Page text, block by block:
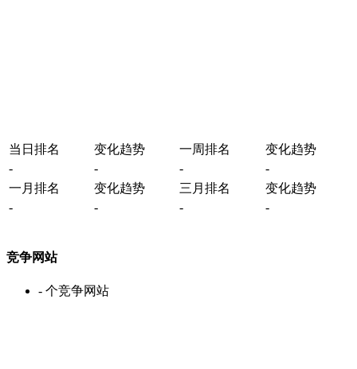
当日排名 变化趋势 一周排名
变化趋势
-
- -
-
一月排名
变化趋势 三月排名
变化趋势
-
- - -
竞争网站
- 个竞争网站